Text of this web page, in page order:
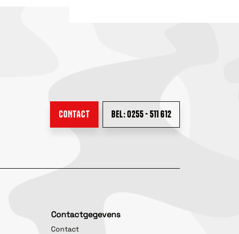
CONTACT BEL: 0255 - 511 612
Contactgegevens
Contact